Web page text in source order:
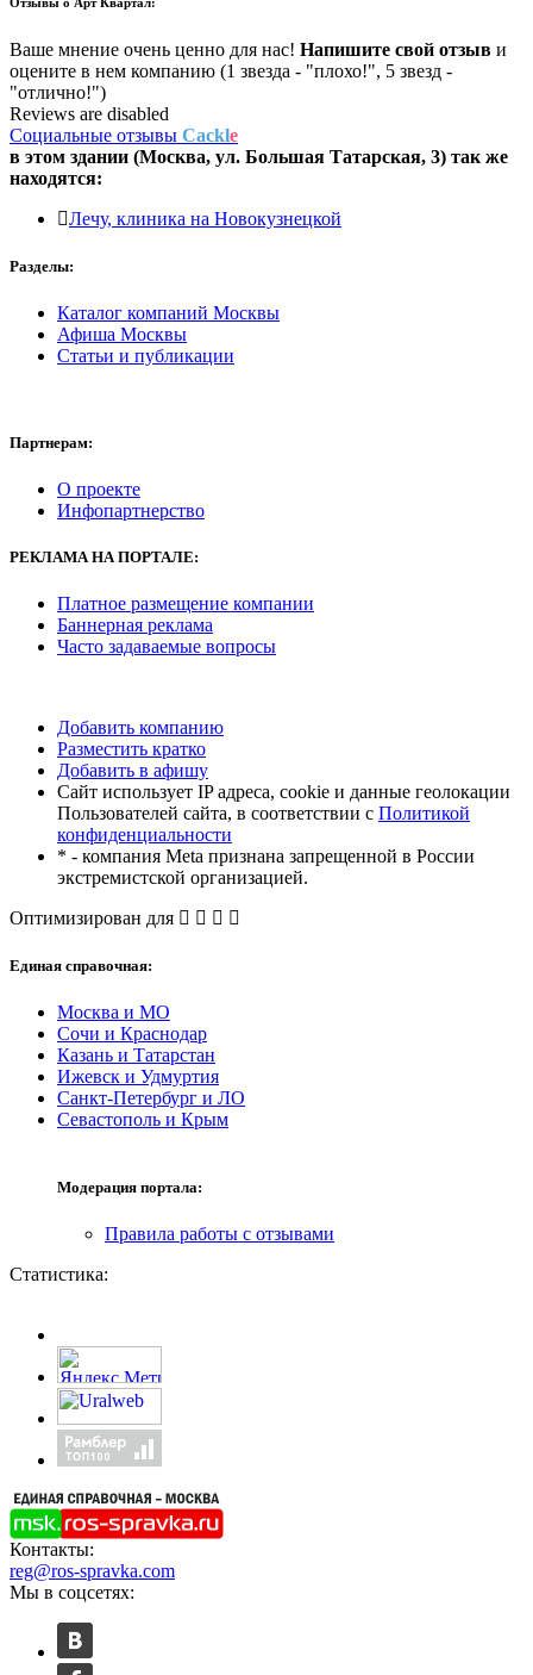
Отзывы о Арт Квартал:
Ваше мнение очень ценно для нас! Напишите свой отзыв и
оцените в нем компанию (1 звезда - "плохо!", 5 звезд -
"отлично!")
Reviews are disabled
Социальные отзывы Cackle
в этом здании (Москва, ул. Большая Татарская, 3) так же
находятся:
Лечу, клиника на Новокузнецкой
Разделы:
Каталог компаний Москвы
Афиша Москвы
Статьи и публикации
Партнерам:
О проекте
Инфопартнерство
РЕКЛАМАНА ПОРТАЛЕ:
Платное размещение компании
Баннерная реклама
Часто задаваемые вопросы
Добавить компанию
Разместить кратко
Добавить в афишу
Сайт использует IP адреса, cookie и данные геолокации
Пользователей сайта, в соответствии с Политикой
конфиденциальности
* - компания Meta признана запрещенной в России
экстремистской организацией.
Оптимизирован для
Единая справочная:
Москва и МО
Сочи и Краснодар
Казань и Татарстан
Ижевск и Удмуртия
Санкт-Петербург и ЛО
Севастополь и Крым
Модерация портала:
Правила работы с отзывами
Статистика:
Контакты:
reg@ros-spravka.com
Мы в соцсетях: